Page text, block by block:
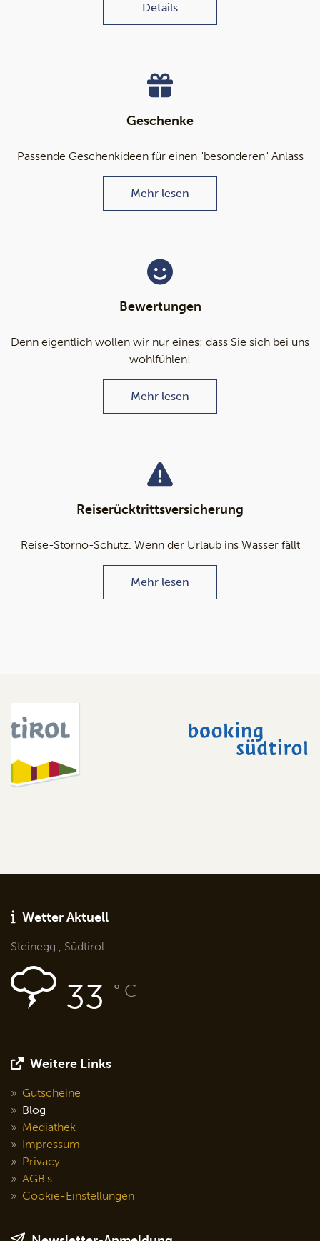
Details
Geschenke
Passende Geschenkideen für einen "besonderen" Anlass
Mehr lesen
Bewertungen
Denn eigentlich wollen wir nur eines: dass Sie sich bei uns
wohlfühlen!
Mehr lesen
Reiserücktrittsversicherung
Reise-Storno-Schutz. Wenn der Urlaub ins Wasser fällt
Mehr lesen
Wetter Aktuell
Steinegg , Südtirol
33 ° C
Weitere Links
Gutscheine
Blog
Mediathek
Impressum
Privacy
AGB's
Cookie-Einstellungen